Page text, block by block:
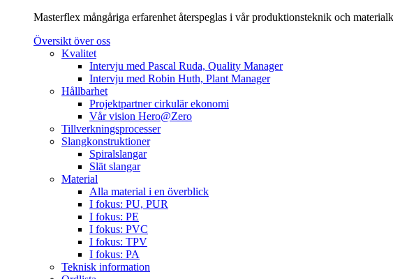
Masterflex mångåriga erfarenhet återspeglas i vår produktionsteknik och
Översikt över oss
Kvalitet
Intervju med Pascal Ruda, Quality Manager
Intervju med Robin Huth, Plant Manager
Hållbarhet
Projektpartner cirkulär ekonomi
Vår vision Hero@Zero
Tillverkningsprocesser
Slangkonstruktioner
Spiralslangar
Slät slangar
Material
Alla material i en överblick
I fokus: PU, PUR
I fokus: PE
I fokus: PVC
I fokus: TPV
I fokus: PA
Teknisk information